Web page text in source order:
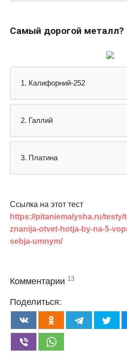
Самый дорогой металл?
1. Калифорний-252
2. Галлий
3. Платина
Ссылка на этот тест
https://pitaniemalysha.ru/
znanija-otvet-hotja-by-na-5-
sebja-umnym/
Комментарии 13
Поделиться: